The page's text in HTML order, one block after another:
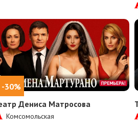
-30%
Дениса Матросова
Комсомольская